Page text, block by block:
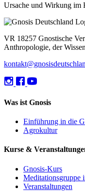
Ursache und Wirkung im
VR 18257 Gnostische
Anthropologie, der
Was ist Gnosis
Einführung in die
Agrokultur
Kurse &
Gnosis-Kurs
Meditationsgruppe
Veranstaltungen